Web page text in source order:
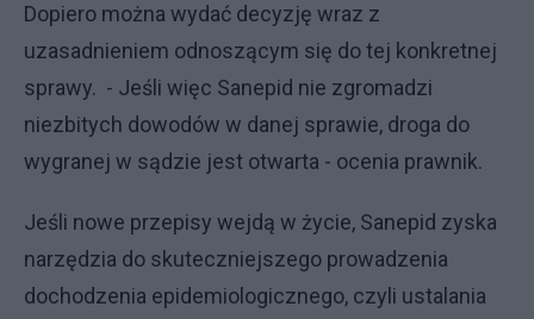
Dopiero można wydać decyzję wraz z
uzasadnieniem odnoszącym się do tej konkretnej
sprawy. - Jeśli więc Sanepid nie zgromadzi
niezbitych dowodów w danej sprawie, droga do
wygranej w sądzie jest otwarta - ocenia prawnik.
Jeśli nowe przepisy wejdą w życie, Sanepid zyska
narzędzia do skuteczniejszego prowadzenia
dochodzenia epidemiologicznego, czyli ustalania